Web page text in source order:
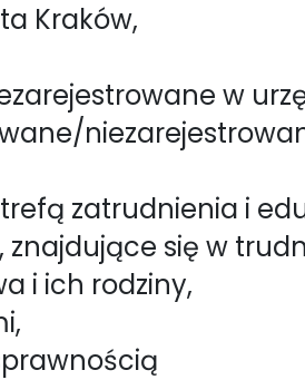
Kraków,
w
zatrudnienia i
się w
i ich rodziny,